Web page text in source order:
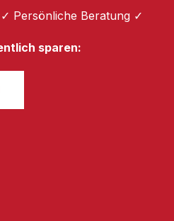
Persönliche Beratung ✓
sparen: